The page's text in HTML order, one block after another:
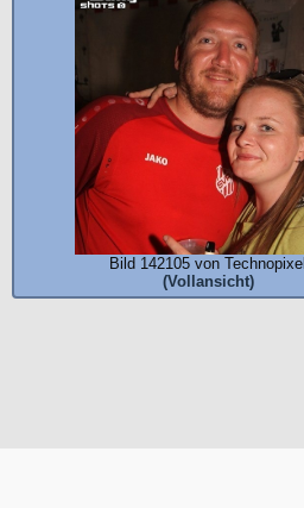
Bild 142105 von Technopixel
(Vollansicht)